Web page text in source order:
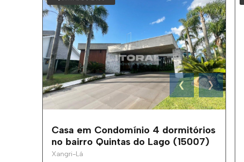
❮ ❯
Casa em Condomínio 4 dormitórios
no bairro Quintas do Lago (15007)
Xangri-Lá